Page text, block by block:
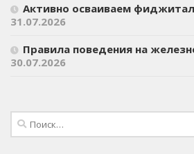
Активно осваиваем
31.07.2026
Правила поведения на
30.07.2026
Найти: